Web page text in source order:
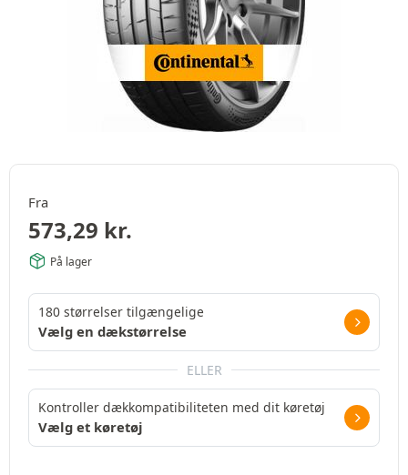
Fra
573,29 kr.
På lager
180 størrelser tilgængelige
Vælg en dækstørrelse
ELLER
Kontroller dækkompatibiliteten med dit køretøj
Vælg et køretøj